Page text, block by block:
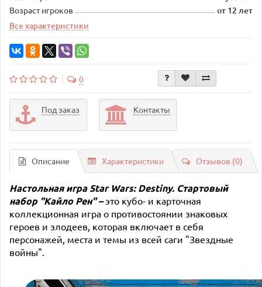
Возраст игроков
от 12 лет
Все характеристики
0
Под заказ Контакты
Описание Характеристики Отзывов (0)
Настольная игра Star Wars: Destiny. Стартовый
набор "Кайло Рен"–это кубо- и карточная
коллекционная игра о противостоянии знаковых
героев и злодеев, которая включает в себя
персонажей, места и темы из всей саги "Звездные
войны".